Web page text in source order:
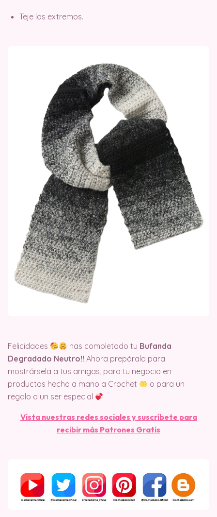
Teje los extremos.
Felicidades has completado tu Bufanda
Degradado Neutro!! Ahora prepárala para
mostrársela a tus amigas, para tu negocio en
productos hecho a mano a Crochet
o para un
regalo a un ser especial
Vista nuestras redes sociales y suscríbete para
recibir más Patrones Gratis